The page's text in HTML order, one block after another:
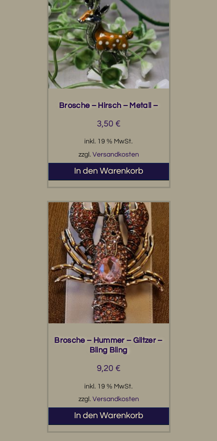
Brosche – Hirsch – Metall –
3,50 €
inkl. 19 % MwSt.
zzgl. Versandkosten
In den Warenkorb
Brosche – Hummer – Glitzer –
Bling Bling
9,20 €
inkl. 19 % MwSt.
zzgl. Versandkosten
In den Warenkorb